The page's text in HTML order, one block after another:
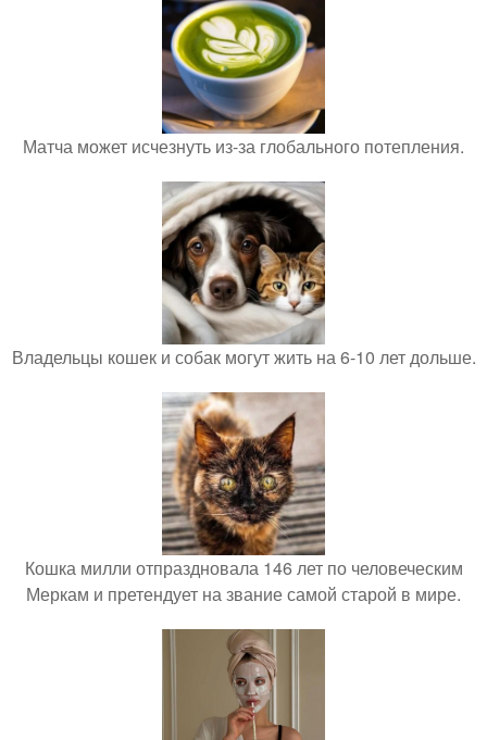
Матча может исчезнуть из-за глобального потепления.
Владельцы кошек и собак могут жить на 6-10 лет дольше.
Кошка милли отпраздновала 146 лет по человеческим
Меркам и претендует на звание самой старой в мире.